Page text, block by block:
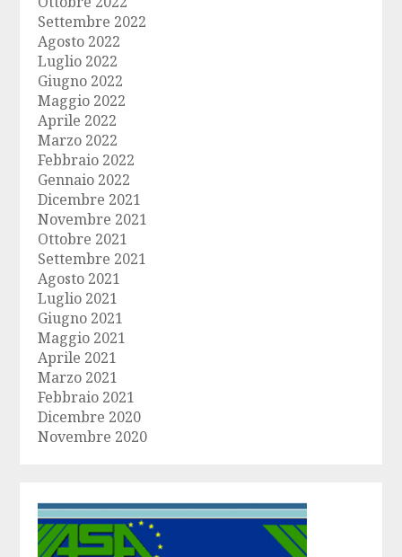
Settembre 2022
Agosto 2022
Luglio 2022
Giugno 2022
Maggio 2022
Aprile 2022
Marzo 2022
Febbraio 2022
Gennaio 2022
Dicembre 2021
Novembre 2021
Ottobre 2021
Settembre 2021
Agosto 2021
Luglio 2021
Giugno 2021
Maggio 2021
Aprile 2021
Marzo 2021
Febbraio 2021
Dicembre 2020
Novembre 2020